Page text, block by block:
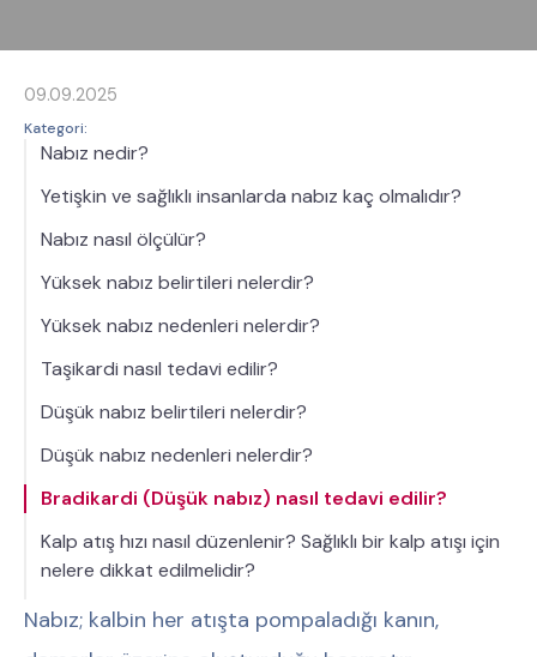
09.09.2025
Kategori:
Nabız nedir?
Yetişkin ve sağlıklı insanlarda nabız kaç olmalıdır?
Nabız nasıl ölçülür?
Yüksek nabız belirtileri nelerdir?
Yüksek nabız nedenleri nelerdir?
Taşikardi nasıl tedavi edilir?
Düşük nabız belirtileri nelerdir?
Düşük nabız nedenleri nelerdir?
Bradikardi (Düşük nabız) nasıl tedavi edilir?
Kalp atış hızı nasıl düzenlenir? Sağlıklı bir kalp atışı için
nelere dikkat edilmelidir?
Nabız; kalbin her atışta pompaladığı kanın,